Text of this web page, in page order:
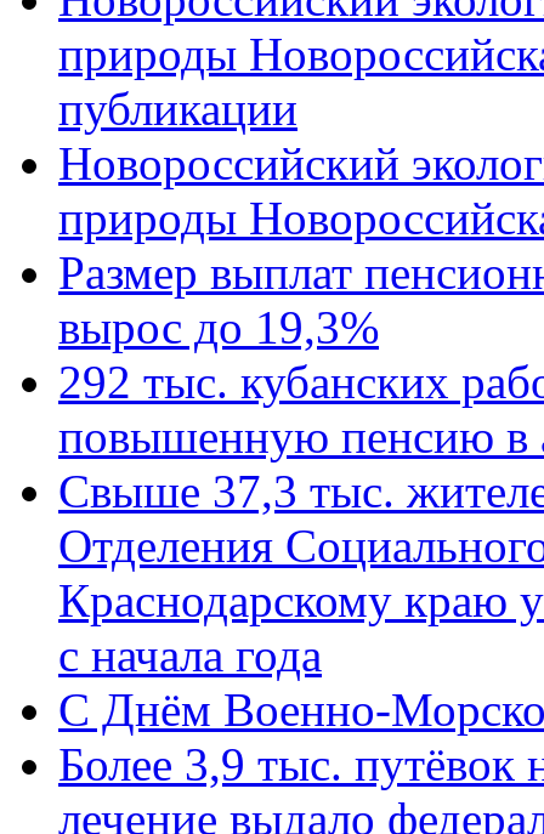
природы
публикации
Новороссийский
природы
Размер выплат
вырос до 19,3%
292 тыс. кубанских
повышенную пенсию в
Свыше 37,3 тыс.
Отделения
Краснодарскому краю
с начала года
C Днём Военно-
Более 3,9 тыс. путёвок
лечение выдало